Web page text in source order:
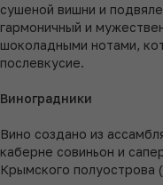
сушеной вишни и
гармоничный и
шоколадными нотами,
послевкусие.
Виноградники
Вино создано из
каберне совиньон и
Крымского полуострова